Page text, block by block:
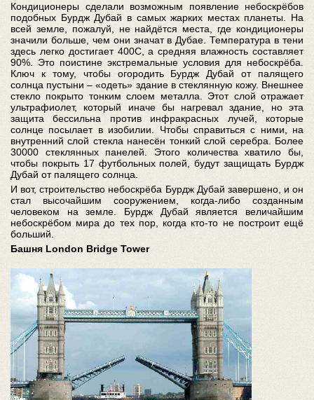
Кондиционеры сделали возможным появление небоскрёбов
подобных Бурдж Дубай в самых жарких местах планеты. На
всей земле, пожалуй, не найдётся места, где кондиционеры
значили больше, чем они значат в Дубае. Температура в тени
здесь легко достигает 400C, а средняя влажность составляет
90%. Это поистине экстремальные условия для небоскрёба.
Ключ к тому, чтобы огородить Бурдж Дубай от палящего
солнца пустыни – «одеть» здание в стеклянную кожу. Внешнее
стекло покрыто тонким слоем металла. Этот слой отражает
ультрафиолет, который иначе бы нагревал здание, но эта
защита бессильна против инфракрасных лучей, которые
солнце посылает в изобилии. Чтобы справиться с ними, на
внутренний слой стекла нанесён тонкий слой серебра. Более
30000 стеклянных панелей. Этого количества хватило бы,
чтобы покрыть 17 футбольных полей, будут защищать Бурдж
Дубай от палящего солнца.
И вот, строительство небоскрёба Бурдж Дубай завершено, и он
стал высочайшим сооружением, когда-либо созданным
человеком на земле. Бурдж Дубай является величайшим
небоскрёбом мира до тех пор, когда кто-то не построит ещё
больший.
Башня London Bridge Tower